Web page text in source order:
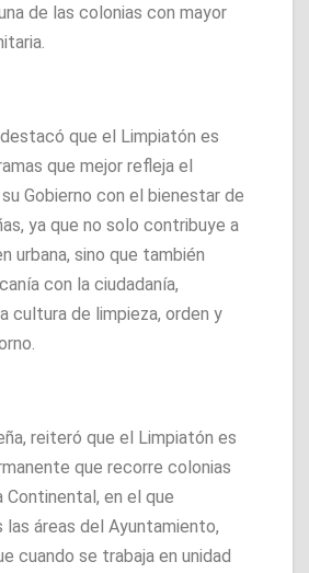
de las colonias con mayor
que el Limpiatón es
que mejor refleja el
Gobierno con el bienestar de
ya que no solo contribuye a
urbana, sino que también
con la ciudadanía,
cultura de limpieza, orden y
reiteró que el Limpiatón es
que recorre colonias
Continental, en el que
áreas del Ayuntamiento,
cuando se trabaja en unidad